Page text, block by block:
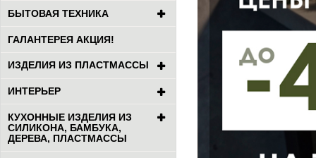
БЫТОВАЯ ТЕХНИКА
ГАЛАНТЕРЕЯ АКЦИЯ!
ИЗДЕЛИЯ ИЗ ПЛАСТМАССЫ
ИНТЕРЬЕР
КУХОННЫЕ ИЗДЕЛИЯ ИЗ
СИЛИКОНА, БАМБУКА,
ДЕРЕВА, ПЛАСТМАССЫ